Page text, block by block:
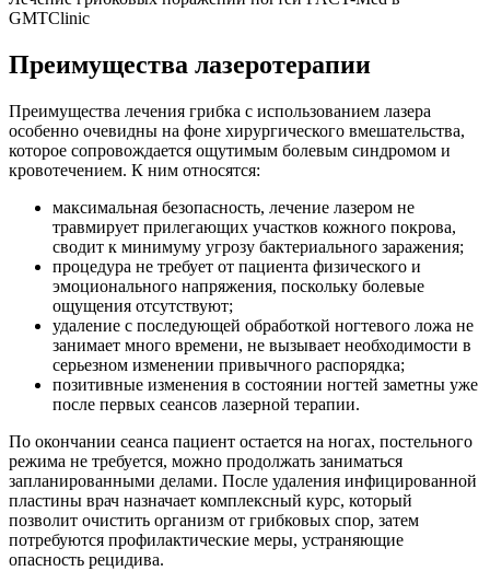
GMTClinic
Преимущества лазеротерапии
Преимущества лечения грибка с использованием лазера
особенно очевидны на фоне хирургического вмешательства,
которое сопровождается ощутимым болевым синдромом и
кровотечением. К ним относятся:
максимальная безопасность, лечение лазером не
травмирует прилегающих участков кожного покрова,
сводит к минимуму угрозу бактериального заражения;
процедура не требует от пациента физического и
эмоционального напряжения, поскольку болевые
ощущения отсутствуют;
удаление с последующей обработкой ногтевого ложа не
занимает много времени, не вызывает необходимости в
серьезном изменении привычного распорядка;
позитивные изменения в состоянии ногтей заметны уже
после первых сеансов лазерной терапии.
По окончании сеанса пациент остается на ногах, постельного
режима не требуется, можно продолжать заниматься
запланированными делами. После удаления инфицированной
пластины врач назначает комплексный курс, который
позволит очистить организм от грибковых спор, затем
потребуются профилактические меры, устраняющие
опасность рецидива.